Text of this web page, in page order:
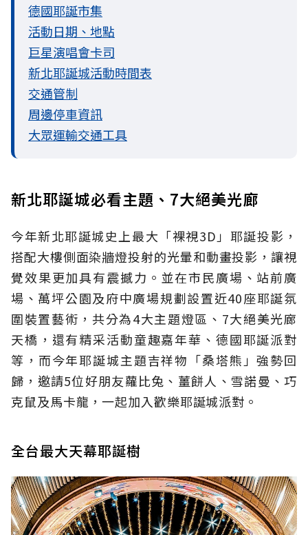
德國耶誕市集
活動日期、地點
巨星演唱會卡司
新北耶誕城活動時間表
交通管制
周邊停車資訊
大眾運輸交通工具
新北耶誕城必看主題、7大絕美光廊
今年新北耶誕城史上最大「裸視3D 」耶誕投影，
搭配大樓側面染牆燈投射的光暈和動畫投影，讓視
覺效果更加具有震撼力。並在市民廣場、站前廣
場、萬坪公園及府中廣場規劃設置近40座耶誕氛
圍裝置藝術，共分為4大主題燈區、 7大絕美光廊
天橋，還有精采活動童趣嘉年華、德國耶誕派對
等，而今年耶誕城主題吉祥物「桑塔熊」強勢回
歸，邀請5位好朋友蘿比兔、薑餅人、雪諾曼、巧
克鼠及馬卡龍，一起加入歡樂耶誕城派對。
全台最大天幕耶誕樹